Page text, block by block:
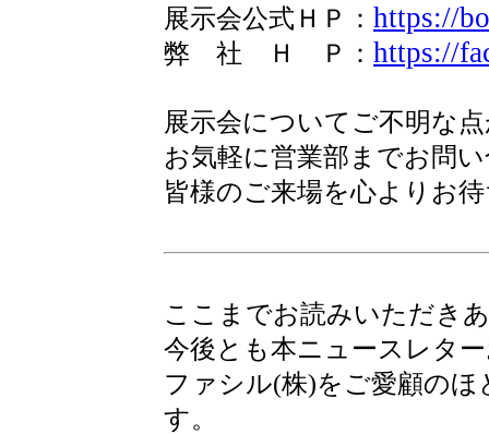
展示会公式ＨＰ： https://
弊 社 Ｈ Ｐ： https://
展示会についてご不明な
お気軽に営業部までお問
皆様のご来場を心よりお
ここまでお読みいただき
今後とも本ニュースレタ
ファシル(株)をご愛顧の
す。